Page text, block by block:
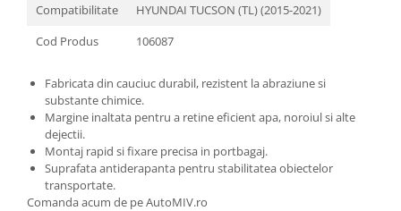
Compatibilitate
HYUNDAI TUCSON (TL) (2015-2021)
Cod Produs
106087
Fabricata din cauciuc durabil, rezistent la abraziune si
substante chimice.
Margine inaltata pentru a retine eficient apa, noroiul si alte
dejectii.
Montaj rapid si fixare precisa in portbagaj.
Suprafata antiderapanta pentru stabilitatea obiectelor
transportate.
Comanda acum de pe AutoMIV.ro